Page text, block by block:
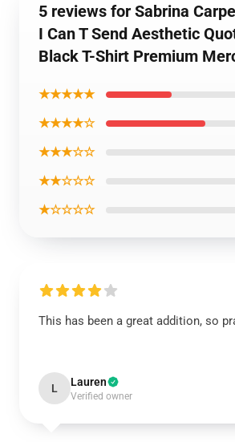
5 reviews for Sabrina
I Can T Send Aesthetic
Black T-Shirt Premium
★★★★★
★★★★☆
★★★☆☆
★★☆☆☆
★☆☆☆☆
This has been a great addition, so
L Lauren
Verified owner